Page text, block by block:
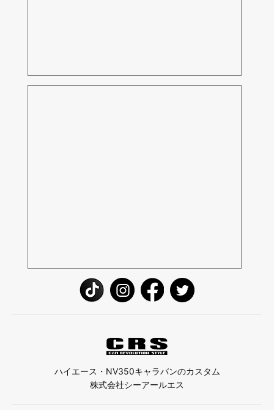
ハイエース・NV350キャラバンのカスタム
株式会社シーアールエス